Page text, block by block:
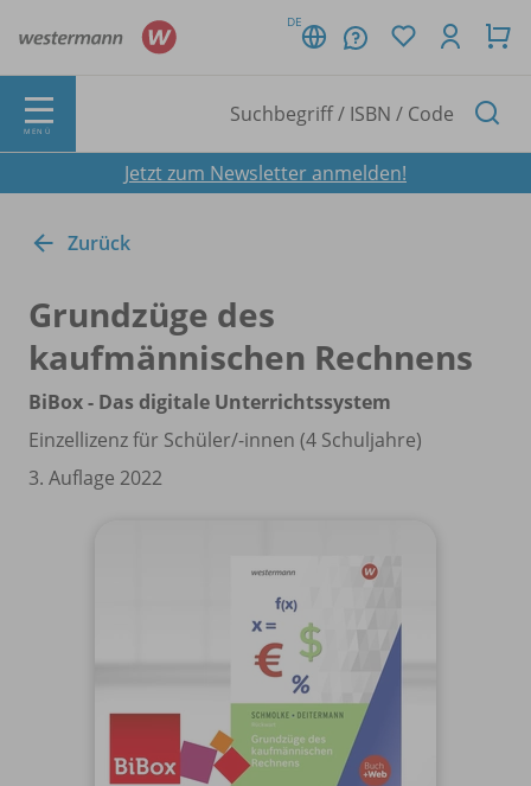
DE
MENÜ
Jetzt zum Newsletter anmelden!
Zurück
Grundzüge des
kaufmännischen Rechnens
BiBox - Das digitale Unterrichtssystem
Einzellizenz für Schüler/-innen (4 Schuljahre)
3. Auflage 2022